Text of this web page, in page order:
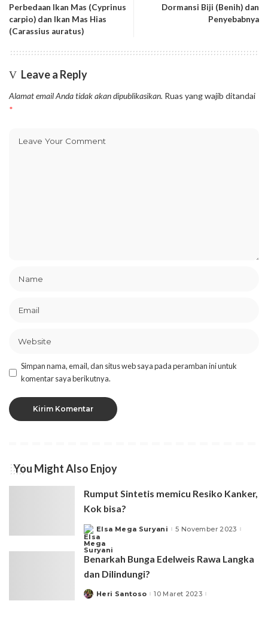
Perbedaan Ikan Mas (Cyprinus
carpio) dan Ikan Mas Hias
(Carassius auratus)
Dormansi Biji (Benih) dan
Penyebabnya
Leave a Reply
Alamat email Anda tidak akan dipublikasikan. Ruas yang wajib ditandai
*
Simpan nama, email, dan situs web saya pada peramban ini untuk
komentar saya berikutnya.
You Might Also Enjoy
Rumput Sintetis memicu Resiko Kanker,
Kok bisa?
Posted
by
Elsa Mega Suryani 5 November 2023
Benarkah Bunga Edelweis Rawa Langka
dan Dilindungi?
PostedHeri Santoso 10 Maret 2023